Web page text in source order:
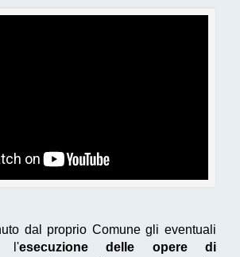
dal proprio Comune gli eventuali
l'esecuzione delle opere di